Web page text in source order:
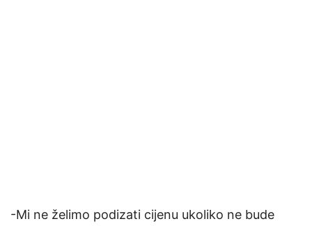
-Mi ne želimo podizati cijenu ukoliko ne bude